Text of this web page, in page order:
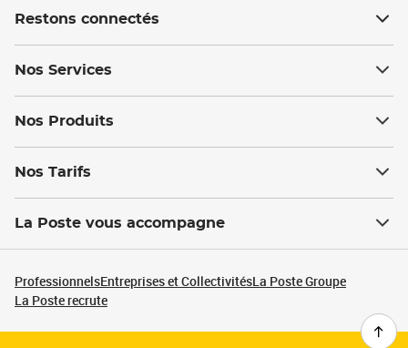
Restons connectés
Nos Services
Nos Produits
Nos Tarifs
La Poste vous accompagne
ProfessionnelsEntreprises et CollectivitésLa Poste Groupe
La Poste recrute